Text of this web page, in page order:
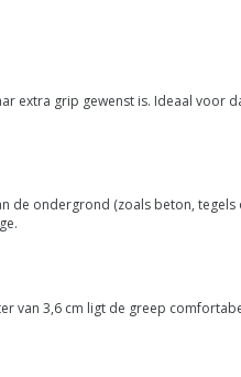
extra grip gewenst is. Ideaal voor
ondergrond (zoals beton, tegels
van 3,6 cm ligt de greep